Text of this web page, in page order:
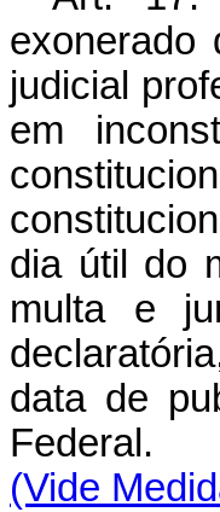
exonerado
judicial
em
dia útil do
multa e
data de
(Vide